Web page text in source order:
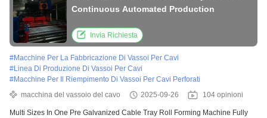
Continuous Automated Production
Invia Richiesta
#Macchine Per La Fabbricazione Di Vassoi Per Cavi
#Linea Di Produzione Di Vassoi Per Cavi
#Macchine Per Il Riempimento Di Vassoi Per Cavi Perforati
macchina del vassoio del cavo
2025-09-26 104 opinioni
Multi Sizes In One Pre Galvanized Cable Tray Roll Forming Machine Fully